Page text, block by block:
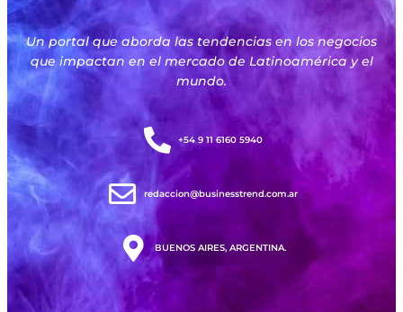
Un portal que aborda las tendencias en los negocios
que impactan en el mercado de Latinoamérica y el
mundo.
+54 9 11 6160 5940
redaccion@businesstrend.com.ar
BUENOS AIRES, ARGENTINA.